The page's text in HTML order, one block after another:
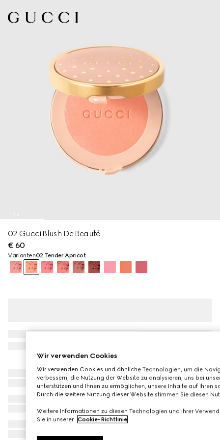
02 Gucci Blush De Beauté
€ 60
Varianten02 Tender Apricot
Wir verwenden Cookies
Wir verwenden Cookies und ähnliche Technologien, um die
verbessern, die Nutzung der Website zu analysieren, uns bei
unterstützen und Ihnen zu ermöglichen, unsere Inhalte auf Ihren
Durch die weitere Nutzung dieser Website stimmen Sie diesen
Weitere Informationen zu diesen Technologien und ihrer
Sie in unserer Cookie-Richtlinie.